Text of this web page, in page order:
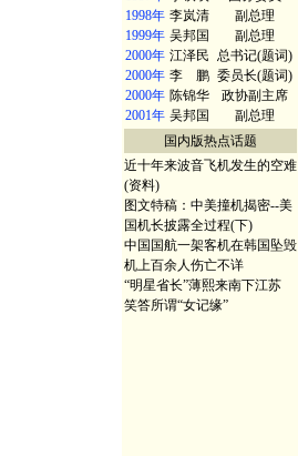
1998年 李岚清
副总理
1999年 吴邦国
副总理
2000年 江泽民 总书记(题词)
2000年 李 鹏 委员长(题词)
2000年 陈锦华
政协副主席
2001年 吴邦国
副总理
国内版热点话题
近十年来波音飞机发生的空难
(资料)
图文特稿：中美撞机揭密--美
国机长披露全过程(下)
中国国航一架客机在韩国坠毁
机上百余人伤亡不详
“明星省长”薄熙来南下江苏
笑答所谓“女记缘”